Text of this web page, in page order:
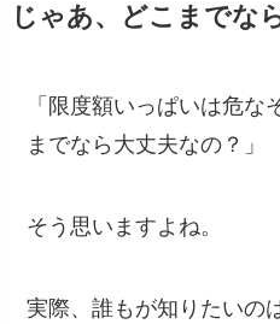
じゃあ、どこまでな
「限度額いっぱいは危な
までなら大丈夫なの？」
そう思いますよね。
実際、誰もが知りたいの